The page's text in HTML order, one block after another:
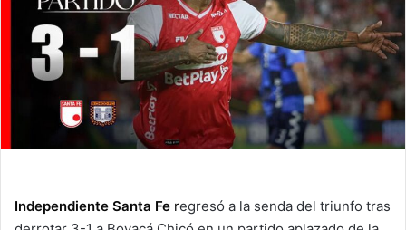
Independiente Santa Fe regresó a la senda del triunfo tras